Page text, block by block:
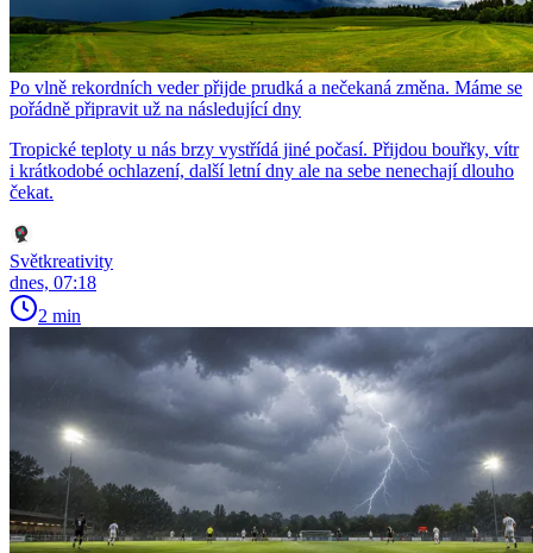
Po vlně rekordních veder přijde prudká a nečekaná změna. Máme se
pořádně připravit už na následující dny
Tropické teploty u nás brzy vystřídá jiné počasí. Přijdou bouřky, vítr
i krátkodobé ochlazení, další letní dny ale na sebe nenechají dlouho
čekat.
Světkreativity
dnes, 07:18
2 min